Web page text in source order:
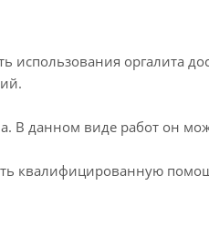
использования оргалита
В данном виде работ он
квалифицированную